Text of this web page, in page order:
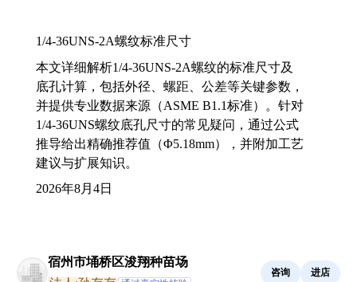
1/4-36UNS-2A螺纹标准尺寸
本文详细解析1/4-36UNS-2A螺纹的标准尺寸及
底孔计算，包括外径、螺距、公差等关键参数，
并提供专业数据来源（ASME B1.1标准）。针对
1/4-36UNS螺纹底孔尺寸的常见疑问，通过公式
推导给出精确推荐值（Φ5.18mm），并附加工艺
建议与扩展知识。
2026年8月4日
宿州市埇桥区浚翔种苗场
咨询 进店